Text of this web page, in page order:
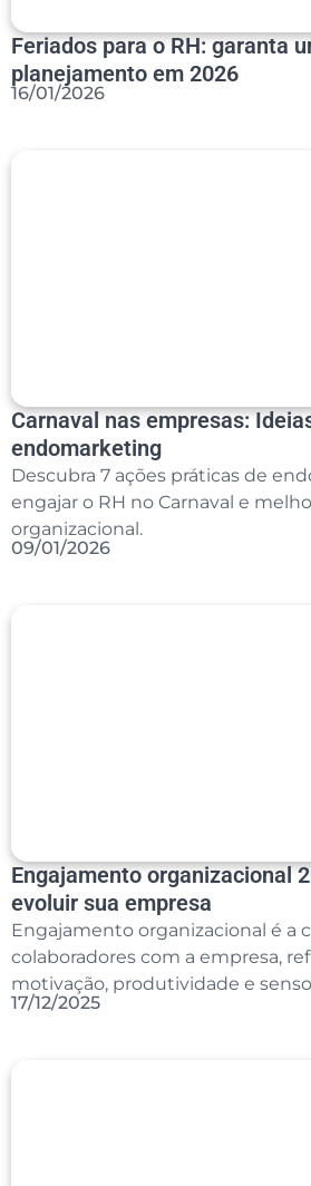
Feriados para o RH: garanta
planejamento em 2026
16/01/2026
Carnaval nas empresas:
endomarketing
Descubra 7 ações práticas de
engajar o RH no Carnaval e
organizacional.
09/01/2026
Engajamento organizacional
evoluir sua empresa
Engajamento organizacional é a
colaboradores com a empresa,
motivação, produtividade e
17/12/2025